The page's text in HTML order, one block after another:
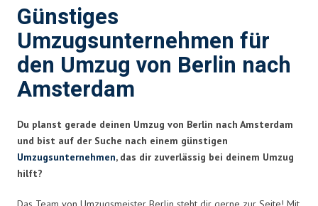
Günstiges
Umzugsunternehmen für
den Umzug von Berlin nach
Amsterdam
Du planst gerade deinen Umzug von Berlin nach Amsterdam
und bist auf der Suche nach einem günstigen
Umzugsunternehmen, das dir zuverlässig bei deinem Umzug
hilft?